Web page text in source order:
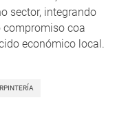
sector, integrando
compromiso coa
económico local.